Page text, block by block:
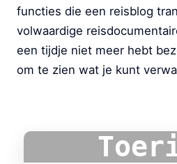
functies die een reisblog
volwaardige
een tijdje niet meer hebt
om te zien wat je kunt